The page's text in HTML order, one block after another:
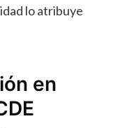
lo atribuye
en